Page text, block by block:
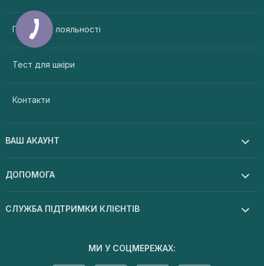
Програма лояльності
Тест для шкіри
Контакти
ВАШ АКАУНТ
ДОПОМОГА
СЛУЖБА ПІДТРИМКИ КЛІЄНТІВ
МИ У СОЦМЕРЕЖАХ: